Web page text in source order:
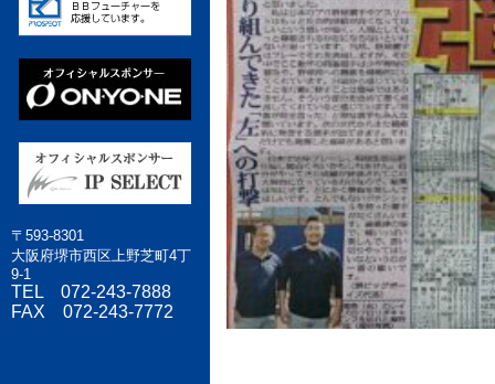
〒593-8301
大阪府堺市西区上野芝町4丁
9-1
TEL 072-243-7888
FAX 072-243-7772